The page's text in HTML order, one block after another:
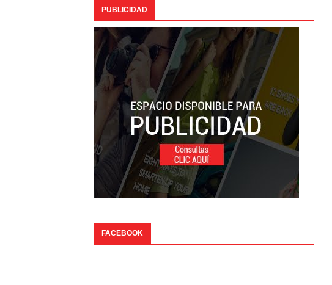
PUBLICIDAD
FACEBOOK